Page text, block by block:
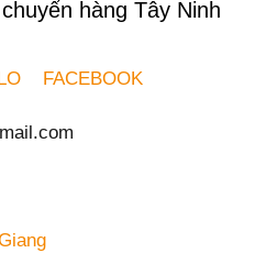
hàng Tây Ninh
FACEBOOK